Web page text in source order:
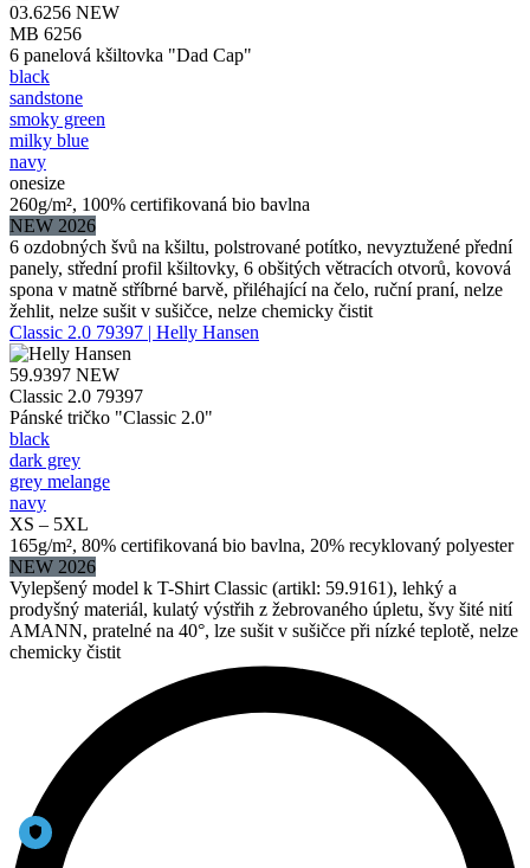
03.6256 NEW
MB 6256
6 panelová kšiltovka "Dad Cap"
black
sandstone
smoky green
milky blue
navy
onesize
260g/m², 100% certifikovaná bio bavlna
NEW 2026
6 ozdobných švů na kšiltu, polstrované potítko, nevyztužené přední
panely, střední profil kšiltovky, 6 obšitých větracích otvorů, kovová
spona v matně stříbrné barvě, přiléhající na čelo, ruční praní, nelze
žehlit, nelze sušit v sušičce, nelze chemicky čistit
Classic 2.0 79397 | Helly Hansen
59.9397 NEW
Classic 2.0 79397
Pánské tričko "Classic 2.0"
black
dark grey
grey melange
navy
XS – 5XL
165g/m², 80% certifikovaná bio bavlna, 20% recyklovaný polyester
NEW 2026
Vylepšený model k T-Shirt Classic (artikl: 59.9161), lehký a
prodyšný materiál, kulatý výstřih z žebrovaného úpletu, švy šité nití
AMANN, pratelné na 40°, lze sušit v sušičce při nízké teplotě, nelze
chemicky čistit